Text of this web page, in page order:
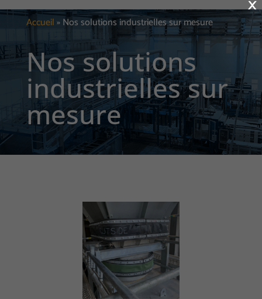
Accueil»Nos solutions industrielles sur mesure
Nos solutions
industrielles sur
mesure